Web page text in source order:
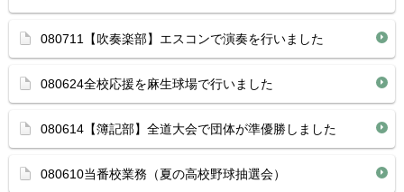
080711【吹奏楽部】エスコンで演奏を行いました
080624全校応援を麻生球場で行いました
080614【簿記部】全道大会で団体が準優勝しました
080610当番校業務（夏の高校野球抽選会）